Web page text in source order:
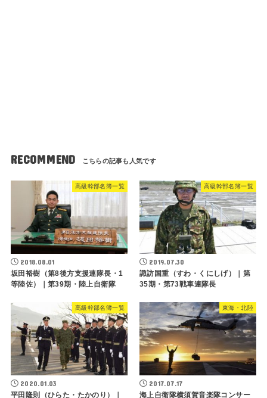
RECOMMEND
高級幹部名簿一覧
2018.08.01
坂田裕樹（第8後方支援連隊長・1
等陸佐）｜第39期・陸上自衛隊
高級幹部名簿一覧
2019.07.30
諏訪国重（すわ・くにしげ）｜第
35期・第73戦車連隊長
高級幹部名簿一覧
2020.01.03
平田隆則（ひらた・たかのり）｜
東海・北陸
2017.07.17
海上自衛隊横須賀音楽隊コンサー